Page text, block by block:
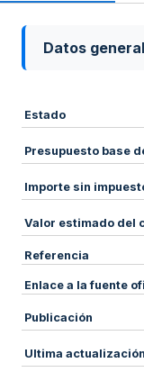
Datos
Estado
Presupuesto base
Importe sin
Valor estimado del
Referencia
Enlace a la fuente
Publicación
Ultima actualización